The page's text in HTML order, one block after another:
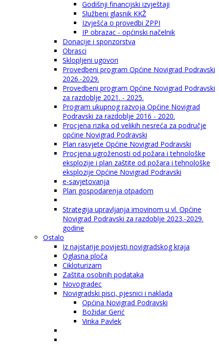
Godišnji financijski izvještaji
Službeni glasnik KKŽ
Izvješća o provedbi ZPPI
IP obrazac - općinski načelnik
Donacije i sponzorstva
Obrasci
Sklopljeni ugovori
Provedbeni program Općine Novigrad Podravski
2026.-2029.
Provedbeni program Općine Novigrad Podravski
za razdoblje 2021. - 2025.
Program ukupnog razvoja Općine Novigrad
Podravski za razdoblje 2016 - 2020.
Procjena rizika od velikih nesreća za područje
općine Novigrad Podravski
Plan rasvjete Općine Novigrad Podravski
Procjena ugroženosti od požara i tehnološke
eksplozije i plan zaštite od požara i tehnološke
eksplozije Općine Novigrad Podravski
e-savjetovanja
Plan gospodarenja otpadom
Strategija upravljanja imovinom u vl. Općine
Novigrad Podravski za razdoblje 2023.-2029.
godine
Ostalo
Iz najstarije povijesti novigradskog kraja
Oglasna ploča
Cikloturizam
Zaštita osobnih podataka
Novogradec
Novigradski pisci, pjesnici i naklada
Općina Novigrad Podravski
Božidar Gerić
Vinka Pavlek